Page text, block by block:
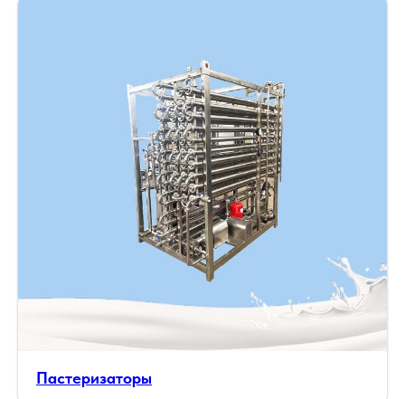
Пастеризаторы